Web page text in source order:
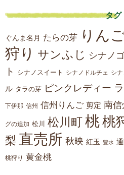
タグ
ぐんま名月 たらの芽 りん
狩り サンふじ シナノ
ト
シナノスイート シナノドルチェ シ
ル タラの芽 ピンクレディー
下伊那 信州 信州りんご 剪定 南信
グの追加 松川 松川町 桃桃
梨 直売所 秋映 紅玉 豊水
桃狩り 黄金桃